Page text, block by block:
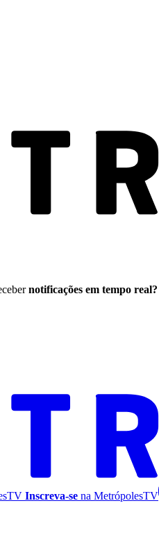
notificações em tempo real?
Inscreva-se na MetrópolesTV